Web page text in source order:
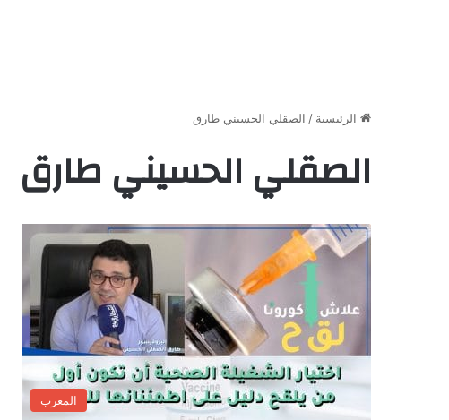
الرئيسية / الصقلي الحسيني طارق
الصقلي الحسيني طارق
المغرب